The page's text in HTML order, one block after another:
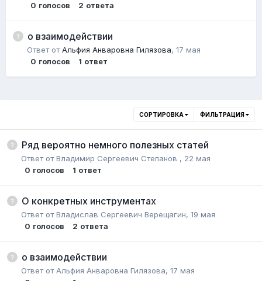
0 голосов 2 ответа
о взаимодействии
Ответ отАльфия Анваровна Гилязова, 17 мая
0 голосов 1 ответ
СОРТИРОВКА ФИЛЬТРАЦИЯ
Ряд вероятно немного полезных статей
Ответ отВладимир Сергеевич Степанов , 22 мая
0 голосов 1 ответ
О конкретных инструментах
Ответ отВладислав Сергеевич Верещагин, 19 мая
0 голосов 2 ответа
о взаимодействии
Ответ отАльфия Анваровна Гилязова, 17 мая